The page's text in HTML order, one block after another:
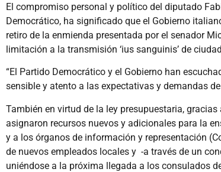
El compromiso personal y político del diputado
Democrático, ha significado que el Gobierno
retiro de la enmienda presentada por el senador
limitación a la transmisión ‘ius sanguinis’ de
“El Partido Democrático y el Gobierno han
sensible y atento a las expectativas y demandas
También en virtud de la ley presupuestaria,
asignaron recursos nuevos y adicionales para la
y a los órganos de información y representación
de nuevos empleados locales y -a través de un
uniéndose a la próxima llegada a los consulados